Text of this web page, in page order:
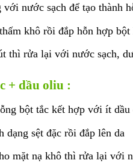
với nước sạch để tạo thành
khô rồi đắp hỗn hợp
thì rửa lại với nước sạch,
+ dầu oliu :
bột tắc kết hợp với ít dầu
dạng sệt đặc rồi đắp lên da
mặt nạ khô thì rửa lại với